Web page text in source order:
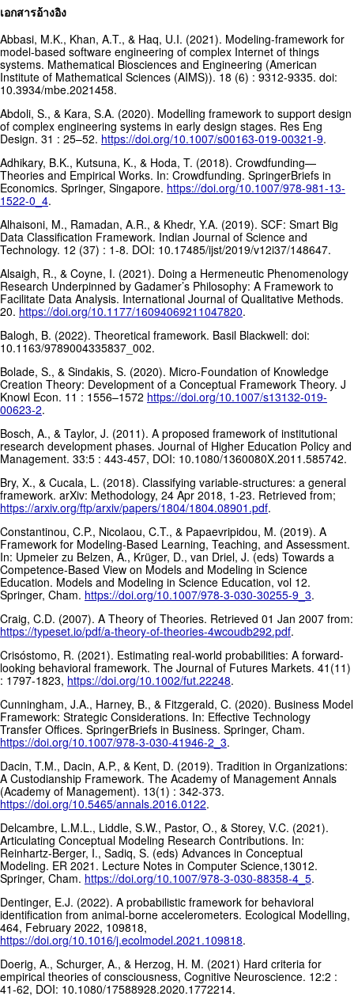
เอกสารอ้างอิง
Abbasi, M.K., Khan, A.T., & Haq, U.I. (2021). Modeling-framework for
model-based software engineering of complex Internet of things
systems. Mathematical Biosciences and Engineering (American
Institute of Mathematical Sciences (AIMS)). 18 (6) : 9312-9335. doi:
10.3934/mbe.2021458.
Abdoli, S., & Kara, S.A. (2020). Modelling framework to support design
of complex engineering systems in early design stages. Res Eng
Design. 31 : 25–52. https://doi.org/10.1007/s00163-019-00321-9.
Adhikary, B.K., Kutsuna, K., & Hoda, T. (2018). Crowdfunding—
Theories and Empirical Works. In: Crowdfunding. SpringerBriefs in
Economics. Springer, Singapore. https://doi.org/10.1007/978-981-13-
1522-0_4.
Alhaisoni, M., Ramadan, A.R., & Khedr, Y.A. (2019). SCF: Smart Big
Data Classification Framework. Indian Journal of Science and
Technology. 12 (37) : 1-8. DOI: 10.17485/ijst/2019/v12i37/148647.
Alsaigh, R., & Coyne, I. (2021). Doing a Hermeneutic Phenomenology
Research Underpinned by Gadamer’s Philosophy: A Framework to
Facilitate Data Analysis. International Journal of Qualitative Methods.
20. https://doi.org/10.1177/16094069211047820.
Balogh, B. (2022). Theoretical framework. Basil Blackwell: doi:
10.1163/9789004335837_002.
Bolade, S., & Sindakis, S. (2020). Micro-Foundation of Knowledge
Creation Theory: Development of a Conceptual Framework Theory. J
Knowl Econ. 11 : 1556–1572 https://doi.org/10.1007/s13132-019-
00623-2.
Bosch, A., & Taylor, J. (2011). A proposed framework of institutional
research development phases. Journal of Higher Education Policy and
Management. 33:5 : 443-457, DOI: 10.1080/1360080X.2011.585742.
Bry, X., & Cucala, L. (2018). Classifying variable-structures: a general
framework. arXiv: Methodology, 24 Apr 2018, 1-23. Retrieved from;
https://arxiv.org/ftp/arxiv/papers/1804/1804.08901.pdf.
Constantinou, C.P., Nicolaou, C.T., & Papaevripidou, M. (2019). A
Framework for Modeling-Based Learning, Teaching, and Assessment.
In: Upmeier zu Belzen, A., Krüger, D., van Driel, J. (eds) Towards a
Competence-Based View on Models and Modeling in Science
Education. Models and Modeling in Science Education, vol 12.
Springer, Cham. https://doi.org/10.1007/978-3-030-30255-9_3.
Craig, C.D. (2007). A Theory of Theories. Retrieved 01 Jan 2007 from:
https://typeset.io/pdf/a-theory-of-theories-4wcoudb292.pdf.
Crisóstomo, R. (2021). Estimating real-world probabilities: A forward-
looking behavioral framework. The Journal of Futures Markets. 41(11)
: 1797-1823, https://doi.org/10.1002/fut.22248.
Cunningham, J.A., Harney, B., & Fitzgerald, C. (2020). Business Model
Framework: Strategic Considerations. In: Effective Technology
Transfer Offices. SpringerBriefs in Business. Springer, Cham.
https://doi.org/10.1007/978-3-030-41946-2_3.
Dacin, T.M., Dacin, A.P., & Kent, D. (2019). Tradition in Organizations:
A Custodianship Framework. The Academy of Management Annals
(Academy of Management). 13(1) : 342-373.
https://doi.org/10.5465/annals.2016.0122.
Delcambre, L.M.L., Liddle, S.W., Pastor, O., & Storey, V.C. (2021).
Articulating Conceptual Modeling Research Contributions. In:
Reinhartz-Berger, I., Sadiq, S. (eds) Advances in Conceptual
Modeling. ER 2021. Lecture Notes in Computer Science,13012.
Springer, Cham. https://doi.org/10.1007/978-3-030-88358-4_5.
Dentinger, E.J. (2022). A probabilistic framework for behavioral
identification from animal-borne accelerometers. Ecological Modelling,
464, February 2022, 109818,
https://doi.org/10.1016/j.ecolmodel.2021.109818.
Doerig, A., Schurger, A., & Herzog, H. M. (2021) Hard criteria for
empirical theories of consciousness, Cognitive Neuroscience. 12:2 :
41-62, DOI: 10.1080/17588928.2020.1772214.